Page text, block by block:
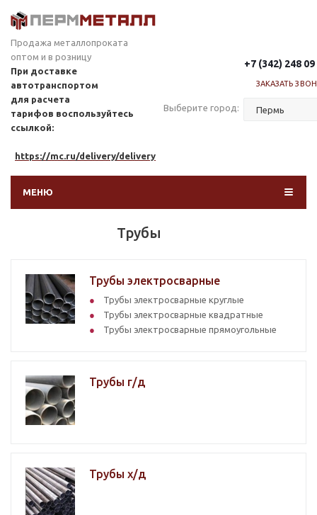
Продажа металлопроката
оптом и в розницу
При доставке
автотранспортом
для расчета
тарифов воспользуйтесь
ссылкой:
https://mc.ru/delivery/delivery
+7 (342) 248 09
ЗАКАЗАТЬ
Выберите город:
МЕНЮ
Трубы
Трубы электросварные
Трубы электросварные круглые
Трубы электросварные квадратные
Трубы электросварные прямоугольные
Трубы г/д
Трубы х/д